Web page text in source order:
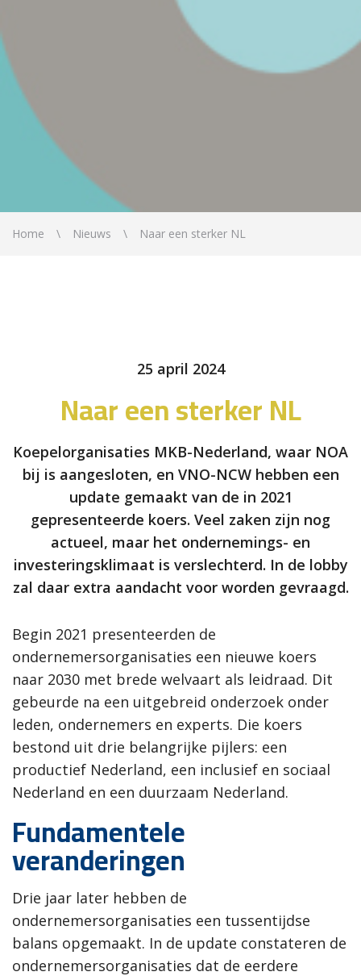
Home Nieuws Naar een sterker NL
25 april 2024
Naar een sterker NL
Koepelorganisaties MKB-Nederland, waar NOA
bij is aangesloten, en VNO-NCW hebben een
update gemaakt van de in 2021
gepresenteerde koers. Veel zaken zijn nog
actueel, maar het ondernemings- en
investeringsklimaat is verslechterd. In de lobby
zal daar extra aandacht voor worden gevraagd.
Begin 2021 presenteerden de
ondernemersorganisaties een nieuwe koers
naar 2030 met brede welvaart als leidraad. Dit
gebeurde na een uitgebreid onderzoek onder
leden, ondernemers en experts. Die koers
bestond uit drie belangrijke pijlers: een
productief Nederland, een inclusief en sociaal
Nederland en een duurzaam Nederland.
Fundamentele
veranderingen
Drie jaar later hebben de
ondernemersorganisaties een tussentijdse
balans opgemaakt. In de update constateren de
ondernemersorganisaties dat de eerdere